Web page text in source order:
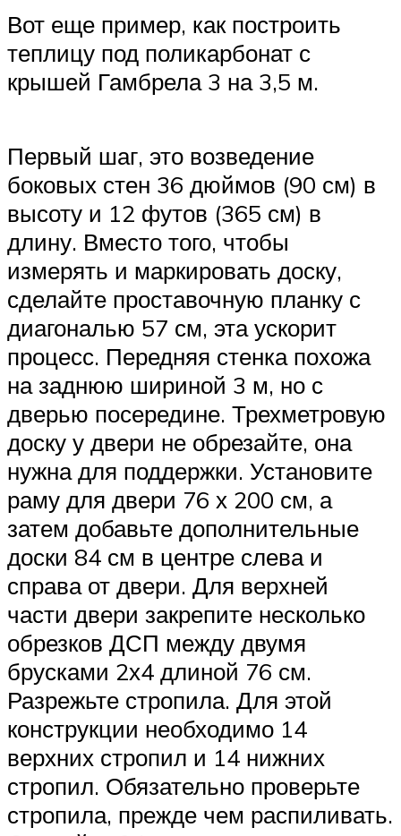
Вот еще пример, как построить
теплицу под поликарбонат с
крышей Гамбрела 3 на 3,5 м.
Первый шаг, это возведение
боковых стен 36 дюймов (90 см) в
высоту и 12 футов (365 см) в
длину. Вместо того, чтобы
измерять и маркировать доску,
сделайте проставочную планку с
диагональю 57 см, эта ускорит
процесс. Передняя стенка похожа
на заднюю шириной 3 м, но с
дверью посередине. Трехметровую
доску у двери не обрезайте, она
нужна для поддержки. Установите
раму для двери 76 х 200 см, а
затем добавьте дополнительные
доски 84 см в центре слева и
справа от двери. Для верхней
части двери закрепите несколько
обрезков ДСП между двумя
брусками 2х4 длиной 76 см.
Разрежьте стропила. Для этой
конструкции необходимо 14
верхних стропил и 14 нижних
стропил. Обязательно проверьте
стропила, прежде чем распиливать.